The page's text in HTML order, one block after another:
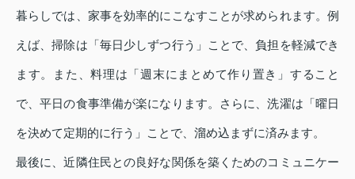
暮らしでは、家事を効率的にこなすことが求められます。例
えば、掃除は「毎日少しずつ行う」ことで、負担を軽減でき
ます。また、料理は「週末にまとめて作り置き」すること
で、平日の食事準備が楽になります。さらに、洗濯は「曜日
を決めて定期的に行う」ことで、溜め込まずに済みます。
最後に、近隣住民との良好な関係を築くためのコミュニケー